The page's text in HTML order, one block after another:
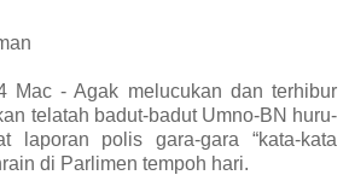
Mac - Agak melucukan dan terhibur
telatah badut-badut Umno-BN huru-
laporan polis gara-gara “kata-kata
di Parlimen tempoh hari.